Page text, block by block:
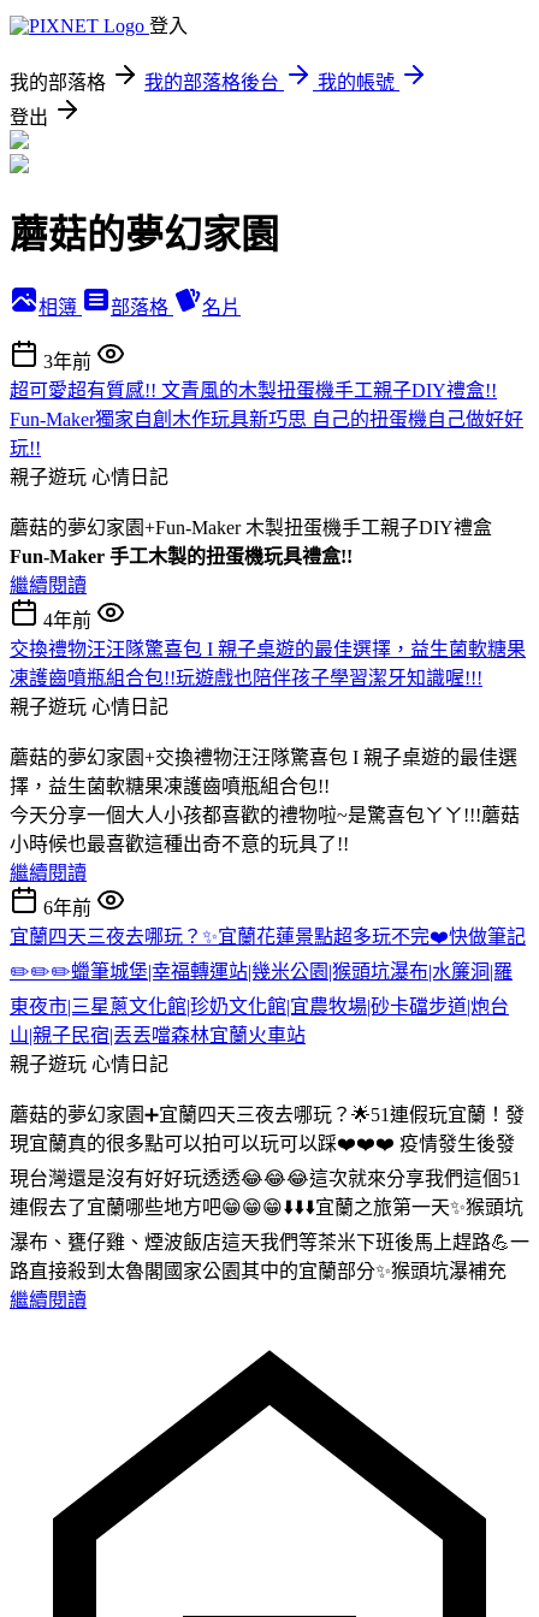
登入
我的部落格 我的部落格後台
我的帳號
登出
蘑菇的夢幻家園
相簿 部落格 名片
3年前
超可愛超有質感!! 文青風的木製扭蛋機手工親子DIY禮盒!!
Fun-Maker獨家自創木作玩具新巧思 自己的扭蛋機自己做好好
玩!!
親子遊玩 心情日記
蘑菇的夢幻家園+Fun-Maker 木製扭蛋機手工親子DIY禮盒
Fun-Maker 手工木製的扭蛋機玩具禮盒!!
繼續閱讀
4年前
交換禮物汪汪隊驚喜包 I 親子桌遊的最佳選擇，益生菌軟糖果
凍護齒噴瓶組合包!!玩遊戲也陪伴孩子學習潔牙知識喔!!!
親子遊玩 心情日記
蘑菇的夢幻家園+交換禮物汪汪隊驚喜包 I 親子桌遊的最佳選
擇，益生菌軟糖果凍護齒噴瓶組合包!!
今天分享一個大人小孩都喜歡的禮物啦~是驚喜包ㄚㄚ!!!蘑菇
小時候也最喜歡這種出奇不意的玩具了!!
繼續閱讀
6年前
宜蘭四天三夜去哪玩？✨宜蘭花蓮景點超多玩不完❤️快做筆記
✏️✏️✏️蠟筆城堡|幸福轉運站|幾米公園|猴頭坑瀑布|水簾洞|羅
東夜市|三星蔥文化館|珍奶文化館|宜農牧場|砂卡礑步道|炮台
山|親子民宿|丟丟噹森林宜蘭火車站
親子遊玩 心情日記
蘑菇的夢幻家園➕宜蘭四天三夜去哪玩？🌟51連假玩宜蘭！發
現宜蘭真的很多點可以拍可以玩可以踩❤️❤️❤️ 疫情發生後發
現台灣還是沒有好好玩透透😂😂😂這次就來分享我們這個51
連假去了宜蘭哪些地方吧😁😁😁⬇️⬇️⬇️宜蘭之旅第一天✨猴頭坑
瀑布、甕仔雞、煙波飯店這天我們等茶米下班後馬上趕路💪一
路直接殺到太魯閣國家公園其中的宜蘭部分✨猴頭坑瀑補充
繼續閱讀